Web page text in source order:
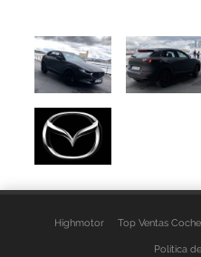
Highmotor Top Ventas
Política